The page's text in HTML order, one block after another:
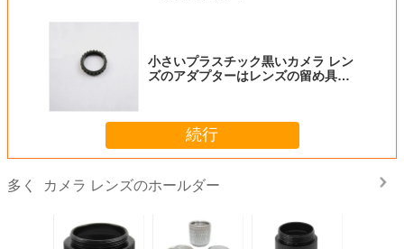
小さいプラスチック黒いカメラ レン
ズのアダプターはレンズの留め具お
続行
多く カメラ レンズのホールダー